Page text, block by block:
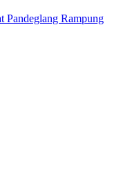
Pandeglang Rampung